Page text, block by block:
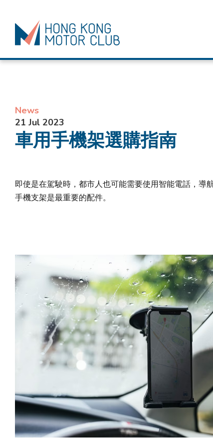
News
21 Jul 2023
車用手機架選購指南
即使是在駕駛時，都市人也可能需要使用智能電話，
手機支架是最重要的配件。